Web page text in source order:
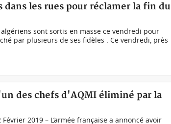
les rues pour réclamer la fin du
sont sortis en masse ce vendredi pour
par plusieurs de ses fidèles . Ce vendredi, près
des chefs d'AQMI éliminé par la
2019 – L’armée française a annoncé avoir